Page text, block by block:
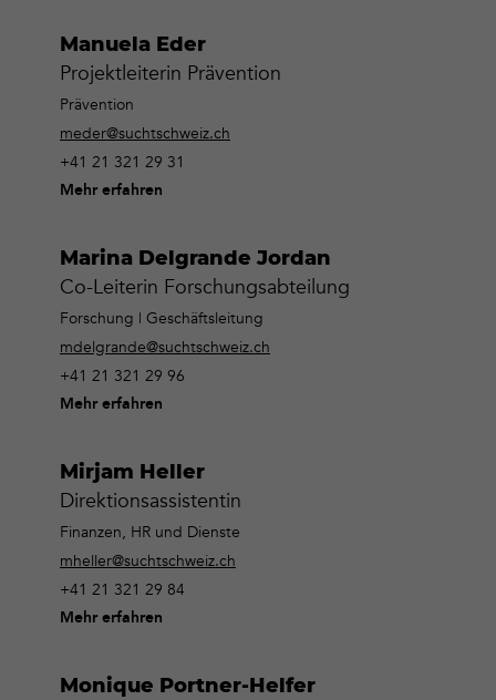
Manuela Eder
Projektleiterin Prävention
Prävention
meder@suchtschweiz.ch
+41 21 321 29 31
Mehr erfahren
Marina Delgrande Jordan
Co-Leiterin Forschungsabteilung
Forschung | Geschäftsleitung
mdelgrande@suchtschweiz.ch
+41 21 321 29 96
Mehr erfahren
Mirjam Heller
Direktionsassistentin
Finanzen, HR und Dienste
mheller@suchtschweiz.ch
+41 21 321 29 84
Mehr erfahren
Monique Portner-Helfer